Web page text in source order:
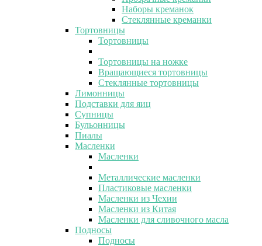
Наборы креманок
Стеклянные креманки
Тортовницы
Тортовницы
Тортовницы на ножке
Вращающиеся тортовницы
Стеклянные тортовницы
Лимонницы
Подставки для яиц
Супницы
Бульонницы
Пиалы
Масленки
Масленки
Металлические масленки
Пластиковые масленки
Масленки из Чехии
Масленки из Китая
Масленки для сливочного масла
Подносы
Подносы